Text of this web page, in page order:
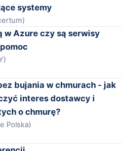
systemy
w Azure czy są serwisy
bujania w chmurach - jak
interes dostawcy i
o chmurę?
Polska)